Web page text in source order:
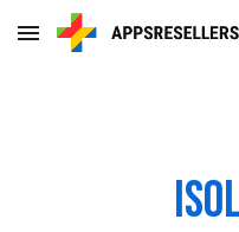
Skip to main content